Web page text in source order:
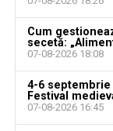
Cum
secetă:
07-08-2026 18:08
4-6 septembrie
Festival
07-08-2026 16:45